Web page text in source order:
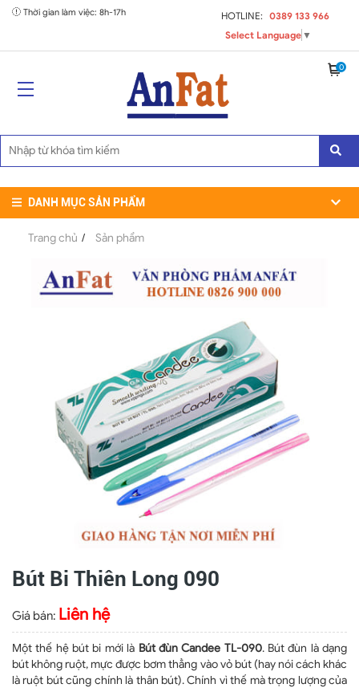
Thời gian làm việc: 8h-17h HOTLINE:
0389 133 966
Select Language ▼
0
DANH MỤC SẢN PHẨM
Trang chủ / Sản phẩm
Bút Bi Thiên Long 090
Giá bán: Liên hệ
Một thế hệ bút bi mới là Bút đùn Candee TL-090. Bút đùn là dạng
bút không ruột, mực được bơm thẳng vào vỏ bút (hay nói cách khác
là ruột bút cũng chính là thân bút). Chính vì thế mà trọng lượng của